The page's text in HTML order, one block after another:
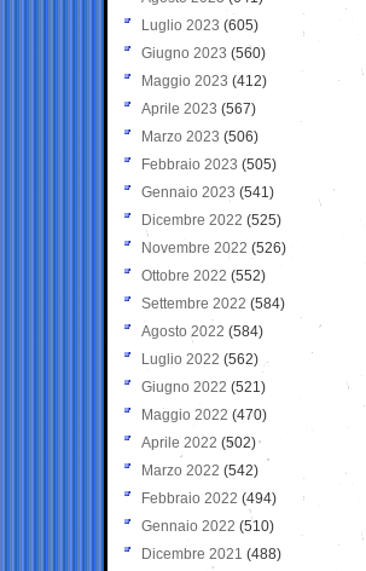
Luglio 2023 (605)
Giugno 2023 (560)
Maggio 2023 (412)
Aprile 2023 (567)
Marzo 2023 (506)
Febbraio 2023 (505)
Gennaio 2023 (541)
Dicembre 2022 (525)
Novembre 2022 (526)
Ottobre 2022 (552)
Settembre 2022 (584)
Agosto 2022 (584)
Luglio 2022 (562)
Giugno 2022 (521)
Maggio 2022 (470)
Aprile 2022 (502)
Marzo 2022 (542)
Febbraio 2022 (494)
Gennaio 2022 (510)
Dicembre 2021 (488)